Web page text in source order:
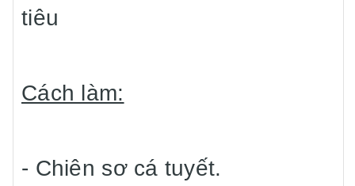
tiêu
Cách làm:
- Chiên sơ cá tuyết.